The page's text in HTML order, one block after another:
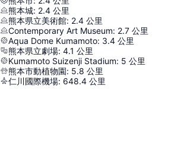
熊本城: 2.4 公里
熊本県立美術館: 2.4 公里
Contemporary Art Museum: 2.7 公里
Aqua Dome Kumamoto: 3.4 公里
熊本県立劇場: 4.1 公里
Kumamoto Suizenji Stadium: 5 公里
熊本市動植物園: 5.8 公里
仁川國際機場: 648.4 公里